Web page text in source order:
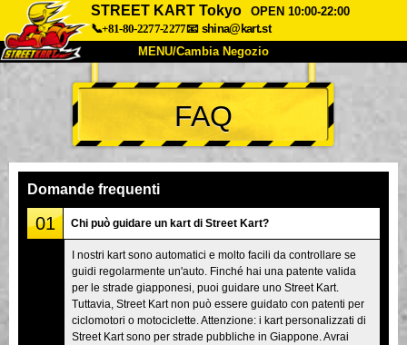
STREET KART Tokyo
OPEN 10:00-22:00
📞+81-80-2277-2277📧 shina@kart.st
MENU/Cambia Negozio
INIZIO
Chi Siamo Specifiche Prezzo
Recensioni
Azienda
Tokyo Shinagawa Tokyo Akihabara#1
Tokyo Akihabara#2 Tokyo Shibuya
Tokyo Shibuya Annex Tokyo Bay
Tokyo Asakusa Osaka
FAQ
Domande frequenti
01 Chi può guidare un kart di Street Kart?
I nostri kart sono automatici e molto facili da controllare se
guidi regolarmente un'auto. Finché hai una patente valida
per le strade giapponesi, puoi guidare uno Street Kart.
Tuttavia, Street Kart non può essere guidato con patenti per
ciclomotori o motociclette. Attenzione: i kart personalizzati di
Street Kart sono per strade pubbliche in Giappone. Avrai